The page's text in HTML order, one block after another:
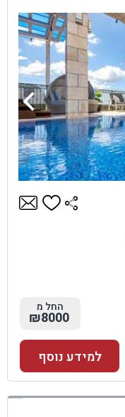
החל מ
₪8000
למידע נוסף